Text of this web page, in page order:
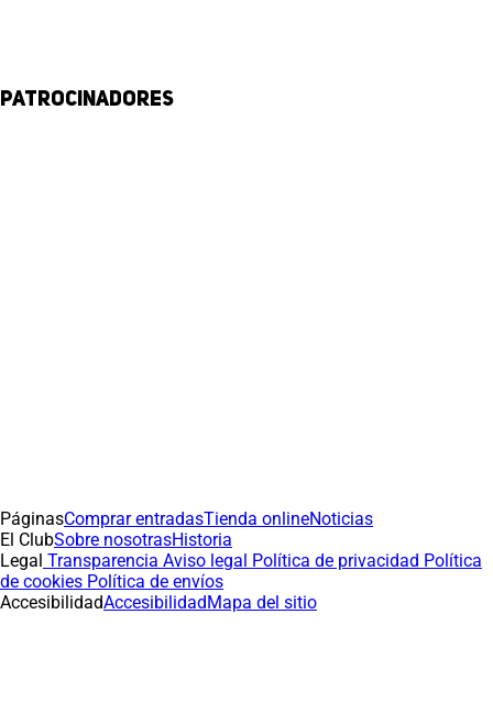
Patrocinadores
PáginasComprar entradasTienda onlineNoticias
El ClubSobre nosotrasHistoria
Legal Transparencia Aviso legal Política de privacidad Política
de cookies Política de envíos
AccesibilidadAccesibilidadMapa del sitio